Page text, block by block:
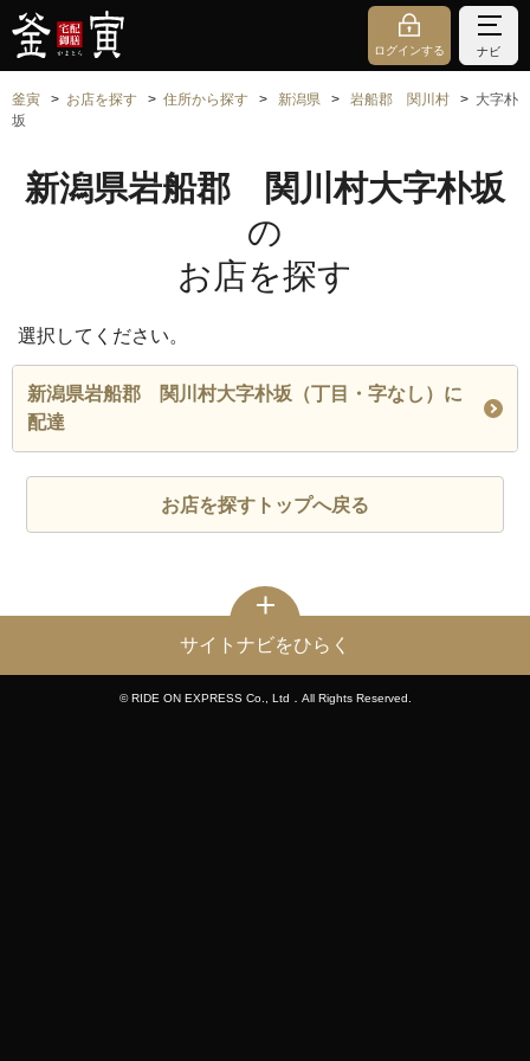
ログインする ナビ
釜寅 お店を探す 住所から探す 新潟県 岩船郡 関川村
大字朴
坂
新潟県岩船郡 関川村大字朴坂
の
お店を探す
選択してください。
新潟県岩船郡 関川村大字朴坂（丁目・字なし）に
配達
お店を探すトップへ戻る
サイトナビをひらく
© RIDE ON EXPRESS Co., Ltd．All Rights Reserved.